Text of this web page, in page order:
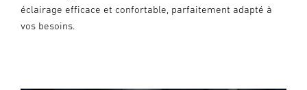
éclairage efficace et confortable, parfaitement adapté à
vos besoins.